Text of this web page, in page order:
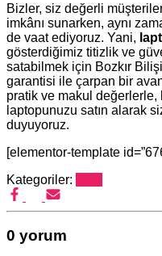
Bizler, siz değerli
imkânı sunarken, aynı
de vaat ediyoruz. Yani,
gösterdiğimiz titizlik ve
satabilmek için Bozkır
garantisi ile çarpan bir
pratik ve makul
laptopunuzu satın alarak
duyuyoruz.
[elementor-template
Kategoriler:
0 yorum